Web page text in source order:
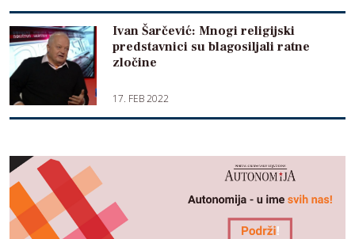
Ivan Šarčević: Mnogi religijski
predstavnici su blagosiljali ratne
zločine
17. FEB 2022